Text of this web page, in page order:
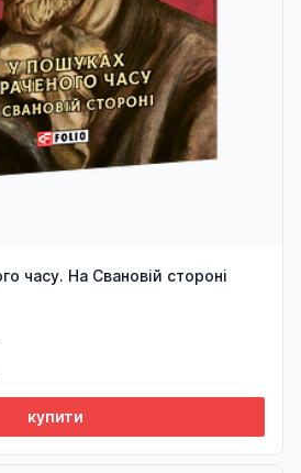
часу. На Свановій стороні
купити